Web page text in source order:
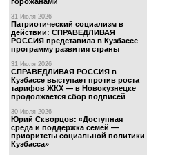
31 Июля 2026
Патриотический социализм в
действии: СПРАВЕДЛИВАЯ
РОССИЯ представила в Кузбассе
программу развития страны
31 Июля 2026
СПРАВЕДЛИВАЯ РОССИЯ в
Кузбассе выступает против роста
тарифов ЖКХ — в Новокузнецке
продолжается сбор подписей
30 Июля 2026
Юрий Скворцов: «Доступная
среда и поддержка семей —
приоритеты социальной политики
Кузбасса»